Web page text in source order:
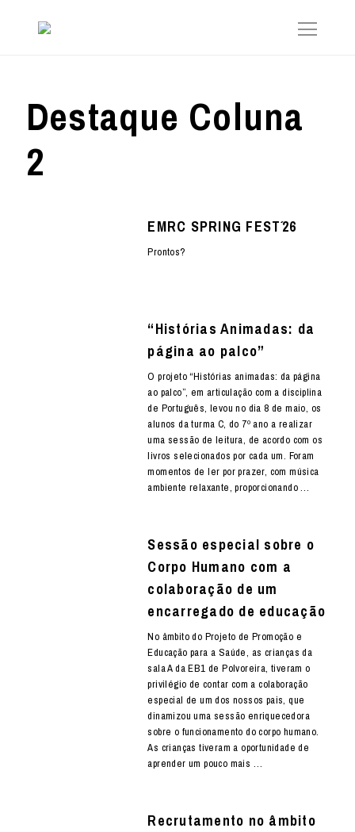
Destaque Coluna
2
EMRC SPRING FEST´26
Prontos?
“Histórias Animadas: da
página ao palco”
O projeto “Histórias animadas: da página
ao palco”, em articulação com a disciplina
de Português, levou no dia 8 de maio, os
alunos da turma C, do 7º ano a realizar
uma sessão de leitura, de acordo com os
livros selecionados por cada um. Foram
momentos de ler por prazer, com música
ambiente relaxante, proporcionando …
Sessão especial sobre o
Corpo Humano com a
colaboração de um
encarregado de educação
No âmbito do Projeto de Promoção e
Educação para a Saúde, as crianças da
sala A da EB1 de Polvoreira, tiveram o
privilégio de contar com a colaboração
especial de um dos nossos pais, que
dinamizou uma sessão enriquecedora
sobre o funcionamento do corpo humano.
As crianças tiveram a oportunidade de
aprender um pouco mais …
Recrutamento no âmbito